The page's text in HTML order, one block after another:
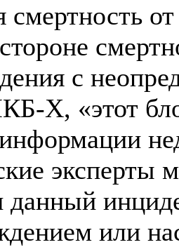
смертность
с
Х, «этот
эксперты
данный
или